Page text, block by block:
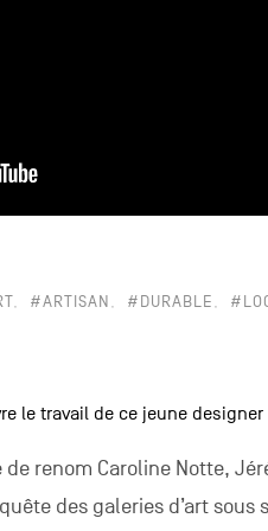
#ARTISAN #DURABLE
le travail de ce jeune designer
de renom Caroline Notte,
des galeries d’art sous